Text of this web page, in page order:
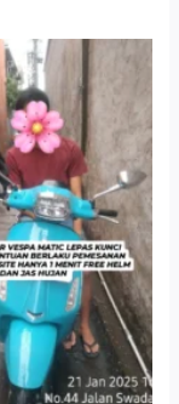
Kendaraan